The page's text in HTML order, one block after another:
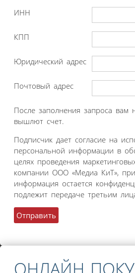
ИНН
КПП
Юридический адрес
Почтовый адрес
После заполнения запроса вам
вышлют счет.
Подписчик дает согласие на
персональной информации в
целях проведения
компании ООО «Медиа КиТ»,
информация остается
подлежит передаче третьим